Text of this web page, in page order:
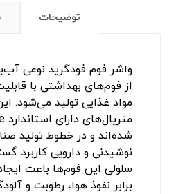
توضیحات
واشر فوم فودگرید نوعی
از فوم‌های بهداشتی با
مواد غذایی تولید می‌شود.
شده‌اند و در خطوط تولید
نوشیدنی و دارویی کاربرد
سلولی این فوم‌ها باعث
برابر نفوذ هوا، رطوبت و